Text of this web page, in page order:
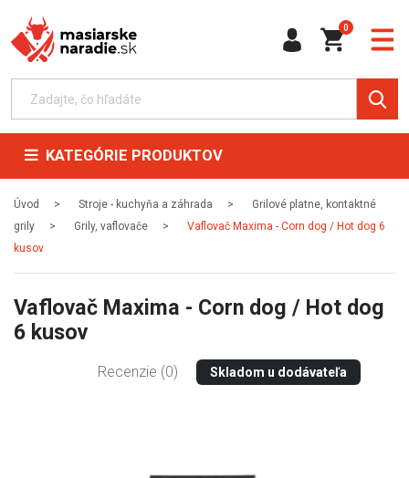
0
KATEGÓRIE PRODUKTOV
Úvod Stroje - kuchyňa a záhrada
Grilové platne, kontaktné
grily
Grily, vaflovače
Vaflovač Maxima - Corn dog / Hot dog 6
kusov
Vaflovač Maxima - Corn dog / Hot dog
6 kusov
Recenzie (0) Skladom u dodávateľa